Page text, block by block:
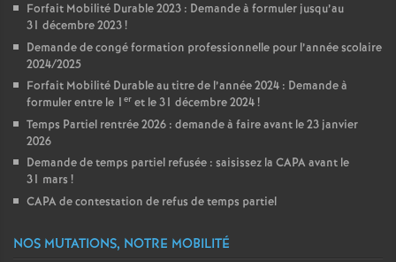
Forfait Mobilité Durable 2023 : Demande à formuler jusqu’au
31 décembre 2023!
Demande de congé formation professionnelle pour l’année scolaire
2024/2025
Forfait Mobilité Durable au titre de l’année 2024 : Demande à
formuler entre le 1 er et le 31 décembre 2024!
Temps Partiel rentrée 2026 : demande à faire avant le 23 janvier
2026
Demande de temps partiel refusée : saisissez la CAPA avant le
31 mars !
CAPA de contestation de refus de temps partiel
NOS MUTATIONS, NOTRE MOBILITÉ